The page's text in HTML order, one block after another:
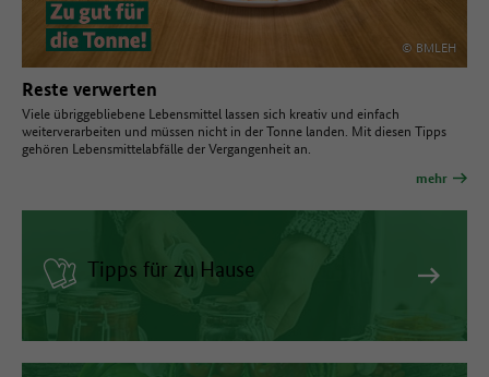
© BMLEH
Reste verwerten
Viele übriggebliebene Lebensmittel lassen sich kreativ und einfach
weiterverarbeiten und müssen nicht in der Tonne landen. Mit diesen Tipps
gehören Lebensmittelabfälle der Vergangenheit an.
mehr
Tipps für zu Hause